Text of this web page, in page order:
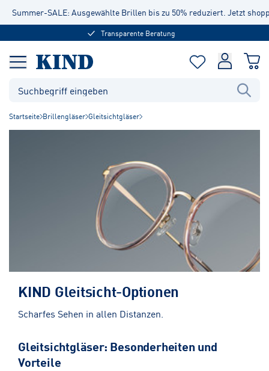
Summer-SALE: Ausgewählte Brillen bis zu 50% reduziert. Jetzt
Transparente Beratung
Startseite Brillengläser Gleitsichtgläser
KIND Gleitsicht-Optionen
Scharfes Sehen in allen Distanzen.
Gleitsichtgläser: Besonderheiten und
Vorteile